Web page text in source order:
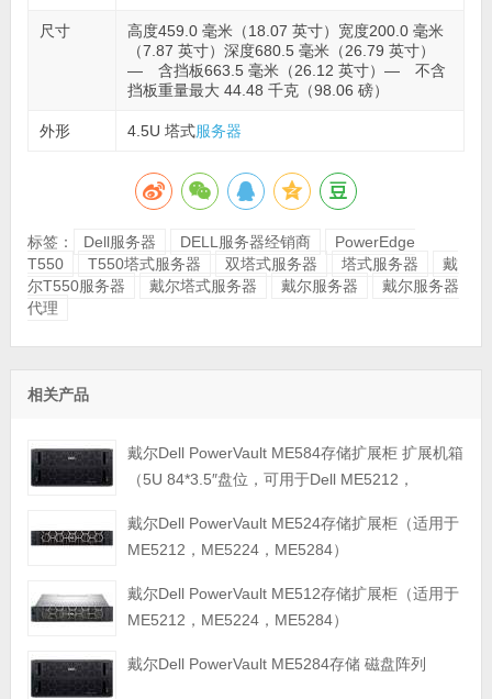
尺寸
高度459.0 毫米（18.07 英寸）宽度200.0 毫米
（7.87 英寸）深度680.5 毫米（26.79 英寸）
— 含挡板663.5 毫米（26.12 英寸）— 不含
挡板重量最大 44.48 千克（98.06 磅）
外形 4.5U 塔式服务器
标签： Dell服务器 DELL服务器经销商
PowerEdge
T550
T550塔式服务器 双塔式服务器 塔式服务器
戴
尔T550服务器
戴尔塔式服务器 戴尔服务器
戴尔服务器
代理
相关产品
戴尔Dell PowerVault ME584存储扩展柜 扩展机箱
（5U 84*3.5″盘位，可用于Dell ME5212，
戴尔Dell PowerVault ME524存储扩展柜（适用于
ME5212，ME5224，ME5284）
戴尔Dell PowerVault ME512存储扩展柜（适用于
ME5212，ME5224，ME5284）
戴尔Dell PowerVault ME5284存储 磁盘阵列